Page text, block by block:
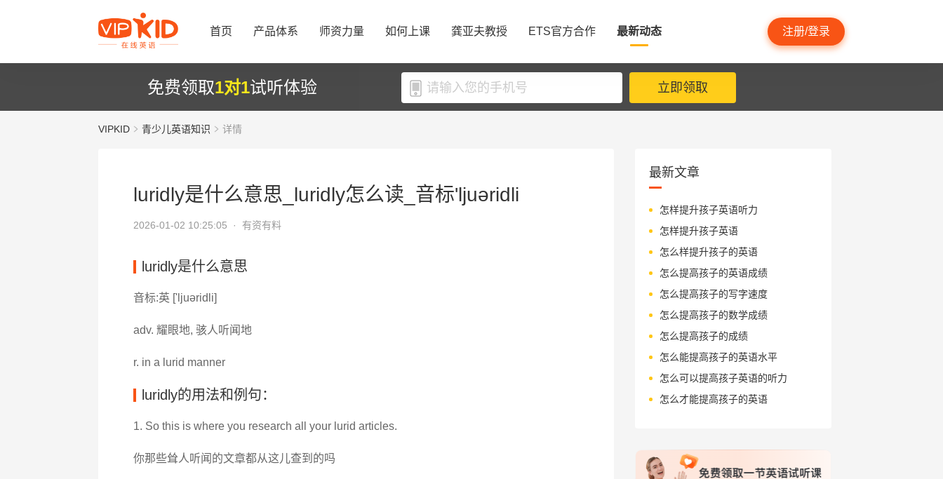
首页 产品体系 师资力量 如何上课 龚亚夫教授 ETS官方合作 最新动态 注册/登录
免费领取1对1试听体验 立即领取
VIPKID 青少儿英语知识 详情
luridly是什么意思_luridly怎么读_音标'ljuəridli
2026-01-02 10:25:05 · 有资有料
luridly是什么意思
音标:英 ['ljuəridli]
adv. 耀眼地, 骇人听闻地
r. in a lurid manner
luridly的用法和例句：
1. So this is where you research all your lurid articles.
你那些耸人听闻的文章都从这儿查到的吗
最新文章
怎样提升孩子英语听力
怎样提升孩子英语
怎么样提升孩子的英语
怎么提高孩子的英语成绩
怎么提高孩子的写字速度
怎么提高孩子的数学成绩
怎么提高孩子的成绩
怎么能提高孩子的英语水平
怎么可以提高孩子英语的听力
怎么才能提高孩子的英语